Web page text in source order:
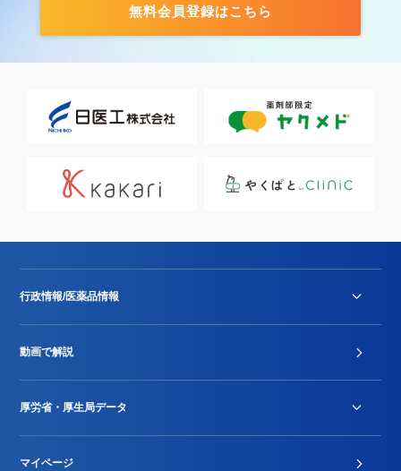
無料会員登録はこちら
行政情報/医薬品情報
Stu-GEレポート
動画で解説
厚労省・厚生局データ
マイページ